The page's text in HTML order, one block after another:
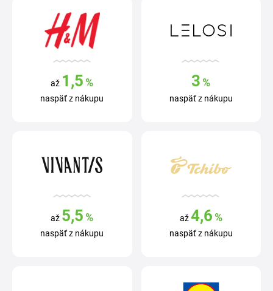
až 1,5 %
naspäť z nákupu
3 %
naspäť z nákupu
až 5,5 %
naspäť z nákupu
až 4,6%
naspäť z nákupu